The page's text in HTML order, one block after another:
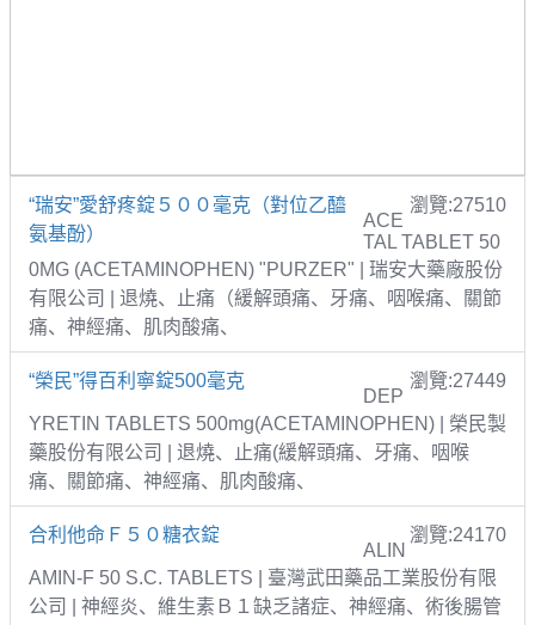
“瑞安”愛舒疼錠５００毫克（對位乙醯
氨基酚）
瀏覽:27510
ACE
TAL TABLET 50
0MG (ACETAMINOPHEN) "PURZER" | 瑞安大藥廠股份
有限公司 | 退燒、止痛（緩解頭痛、牙痛、咽喉痛、關節
痛、神經痛、肌肉酸痛、
“榮民”得百利寧錠500毫克 瀏覽:27449
DEP
YRETIN TABLETS 500mg(ACETAMINOPHEN) | 榮民製
藥股份有限公司 | 退燒、止痛(緩解頭痛、牙痛、咽喉
痛、關節痛、神經痛、肌肉酸痛、
合利他命Ｆ５０糖衣錠 瀏覽:24170
ALIN
AMIN-F 50 S.C. TABLETS | 臺灣武田藥品工業股份有限
公司 | 神經炎、維生素Ｂ１缺乏諸症、神經痛、術後腸管